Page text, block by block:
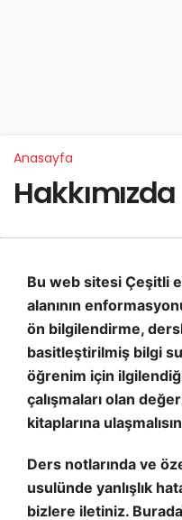
Anasayfa
Hakkımızda
Bu web sitesi Çeşitli
alanının
ön bilgilendirme,
basitleştirilmiş bilgi
öğrenim için
çalışmaları olan
kitaplarına
Ders notlarında ve
usulünde yanlışlık
bizlere iletiniz.